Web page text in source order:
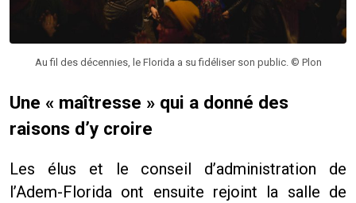
Au fil des décennies, le Florida a su fidéliser son public. © Plon
Une « maîtresse » qui a donné des
raisons d’y croire
Les élus et le conseil d’administration de
l’Adem-Florida ont ensuite rejoint la salle de